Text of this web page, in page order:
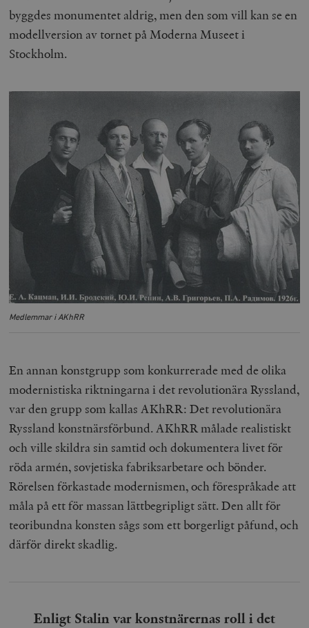
byggdes monumentet aldrig, men den som vill kan se en
modellversion av tornet på Moderna Museet i
Stockholm.
Medlemmar i AKhRR
En annan konstgrupp som konkurrerade med de olika
modernistiska riktningarna i det revolutionära Ryssland,
var den grupp som kallas AKhRR: Det revolutionära
Ryssland konstnärsförbund. AKhRR målade realistiskt
och ville skildra sin samtid och dokumentera livet för
röda armén, sovjetiska fabriksarbetare och bönder.
Rörelsen förkastade modernismen, och förespråkade att
måla på ett för massan lättbegripligt sätt. Den allt för
teoribundna konsten sågs som ett borgerligt påfund, och
därför direkt skadlig.
Enligt Stalin var konstnärernas roll i det